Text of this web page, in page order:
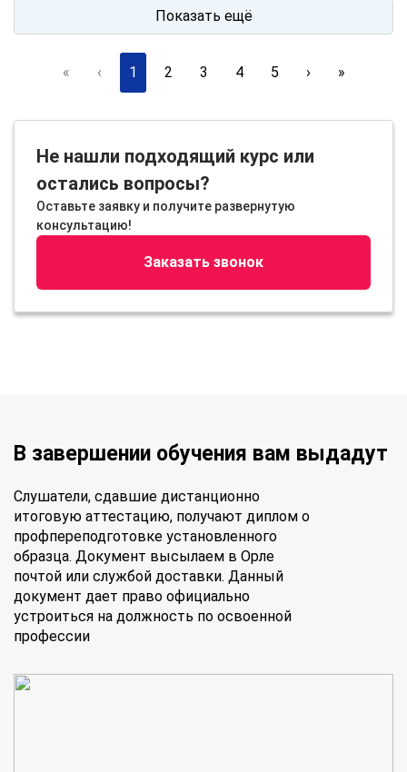
Показать ещё
« ‹ 1 2 3 4 5 › »
Не нашли подходящий курс или
остались вопросы?
Оставьте заявку и получите развернутую
консультацию!
Заказать звонок
В завершении обучения вам выдадут
Слушатели, сдавшие дистанционно
итоговую аттестацию, получают диплом о
профпереподготовке установленного
образца. Документ высылаем в Орле
почтой или службой доставки. Данный
документ дает право официально
устроиться на должность по освоенной
профессии